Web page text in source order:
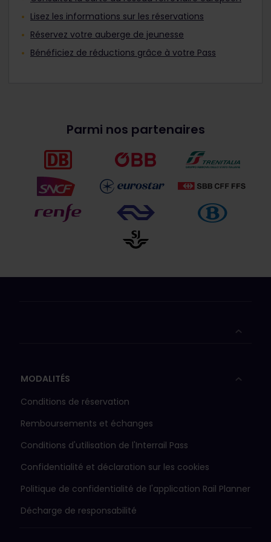
Lisez les informations sur les réservations
Réservez votre auberge de jeunesse
Bénéficiez de réductions grâce à votre Pass
Parmi nos partenaires
MODALITÉS
Conditions de réservation
Remboursements et échanges
Conditions d'utilisation de l'Interrail Pass
Confidentialité et déclaration sur les cookies
Politique de confidentialité de l'application Rail Planner
Décharge de responsabilité